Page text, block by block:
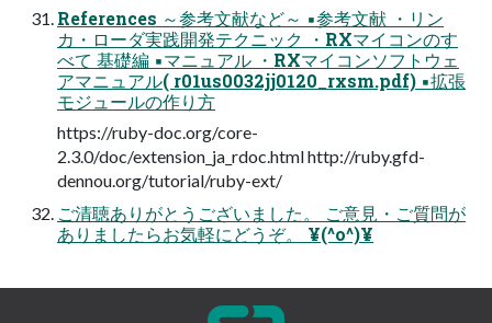
References ～参考文献など～ ▪参考文献 ・リン
カ・ローダ実践開発テクニック ・RXマイコンのす
べて 基礎編 ▪マニュアル ・RXマイコンソフトウェ
アマニュアル( r01us0032jj0120_rxsm.pdf) ▪拡張
モジュールの作り方
https://ruby-doc.org/core-
2.3.0/doc/extension_ja_rdoc.html http://ruby.gfd-
dennou.org/tutorial/ruby-ext/
ご清聴ありがとうございました。 ご意見・ご質問が
ありましたらお気軽にどうぞ。 ¥(^o^)¥